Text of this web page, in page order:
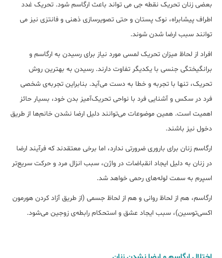
بعضی زنان تحریک نقطه جی می تواند باعث ارگاسم شود. تحریک غدد
اطراف پیشابراه، نوک پستان و حتی تصویرسازی ذهنی و فانتزی نیز می
توانند سبب ارضا شدن ‌شوند.
افراد از لحاظ میزان تحریک لمسی مورد نیاز برای رسیدن به ارگاسم و
برانگیختگی جنسی با یکدیگر تفاوت دارند. رسیدن به بهترین روش
تحریک، تنها با تجربه و خطا به دست می‌آید. بنابراین تجربه‌ی شخصی
فرد در سکس و آشنایی فرد با نواحی تحریک‌آمیز بدن خود، بسیار حائز
اهمیت است. همین موضوعات می‌توانند دلیل ارضا نشدن خانم‌ها از طریق
دخول نیز باشند.
ارگاسم زنان برای باروری ضرورتی ندارد، اما برخی معتقدند که فرآیند ارضا
در زنان به دلیل ایجاد انقباضات در واژن، سبب انزال مرد و حرکت سریع‌تر
اسپرم به سمت لوله‌های رحمی خواهد شد.
ارگاسم، هم از لحاظ روانی و هم از لحاظ جسمی (از طریق آزاد کردن هورمون
اکسی‌توسین)، سبب ایجاد عشق و استحکام رابطه‌ی زوجین می‌شود.